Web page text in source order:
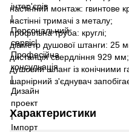
настінний монтаж: гвинтове
настінні тримачі з металу;
профільна труба: круглі;
діаметр душової штанги: 25
дистанція свердління 929 мм;
душовий шланг із конічними
шарнірний з'єднувач
Характеристики